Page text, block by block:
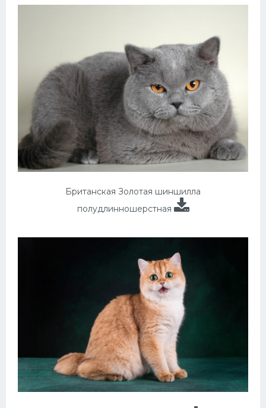
Британская Золотая шиншилла
полудлинношерстная